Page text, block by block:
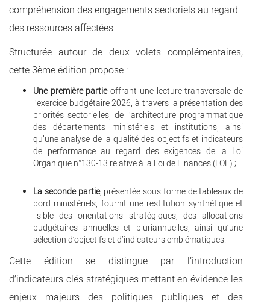
compréhension des engagements sectoriels au regard
des ressources affectées.
​Structurée autour de deux volets complémentaires,
cette 3ème édition propose :
Une première partieoffrant une lecture transversale de
l’exercice budgétaire 2026, à travers la présentation des
priorités sectorielles, de l’architecture programmatique
des départements ministériels et institutions, ainsi
qu’une analyse de la qualité des objectifs et indicateurs
de performance au regard des exigences de la Loi
Organique n°130-13 relative à la Loi de Finances (LOF) ;
La seconde partie, présentée sous forme de tableaux de
bord ministériels, fournit une restitution synthétique et
lisible des orientations stratégiques, des allocations
budgétaires annuelles et pluriannuelles, ainsi qu’une
sélection d’objectifs et d’indicateurs emblématiques.
Cette édition se distingue par l’introduction
d’indicateurs clés stratégiques mettant en évidence les
enjeux majeurs des politiques publiques et des